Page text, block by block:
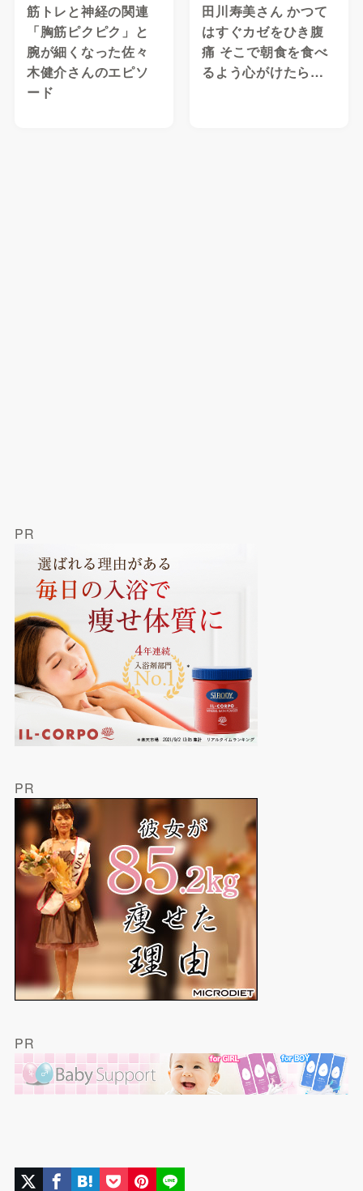
筋トレと神経の関連
「胸筋ピクピク」と
腕が細くなった佐々
木健介さんのエピソ
ード
田川寿美さん かつて
はすぐカゼをひき腹
痛 そこで朝食を食べ
るよう心がけたら…
PR
PR
PR